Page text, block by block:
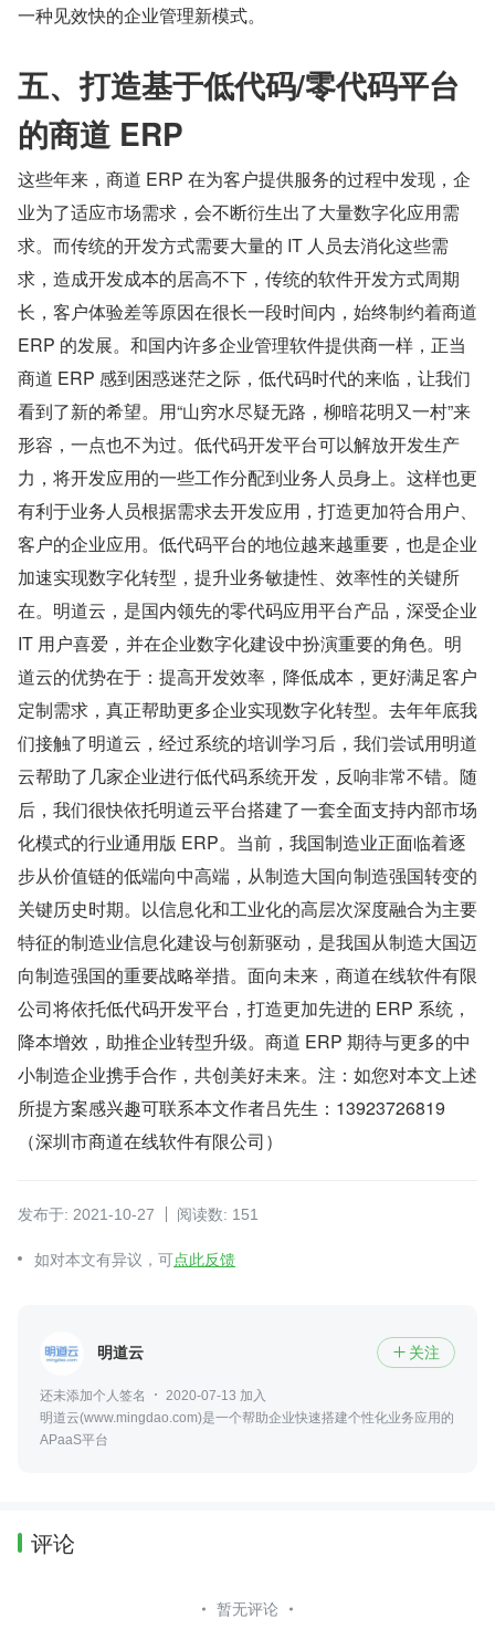
一种见效快的企业管理新模式。
五、打造基于低代码/零代码平台
的商道 ERP
这些年来，商道 ERP 在为客户提供服务的过程中发现，企
业为了适应市场需求，会不断衍生出了大量数字化应用需
求。而传统的开发方式需要大量的 IT 人员去消化这些需
求，造成开发成本的居高不下，传统的软件开发方式周期
长，客户体验差等原因在很长一段时间内，始终制约着商道
ERP 的发展。和国内许多企业管理软件提供商一样，正当
商道 ERP 感到困惑迷茫之际，低代码时代的来临，让我们
看到了新的希望。用“山穷水尽疑无路，柳暗花明又一村”来
形容，一点也不为过。低代码开发平台可以解放开发生产
力，将开发应用的一些工作分配到业务人员身上。这样也更
有利于业务人员根据需求去开发应用，打造更加符合用户、
客户的企业应用。低代码平台的地位越来越重要，也是企业
加速实现数字化转型，提升业务敏捷性、效率性的关键所
在。明道云，是国内领先的零代码应用平台产品，深受企业
IT 用户喜爱，并在企业数字化建设中扮演重要的角色。明
道云的优势在于：提高开发效率，降低成本，更好满足客户
定制需求，真正帮助更多企业实现数字化转型。去年年底我
们接触了明道云，经过系统的培训学习后，我们尝试用明道
云帮助了几家企业进行低代码系统开发，反响非常不错。随
后，我们很快依托明道云平台搭建了一套全面支持内部市场
化模式的行业通用版 ERP。当前，我国制造业正面临着逐
步从价值链的低端向中高端，从制造大国向制造强国转变的
关键历史时期。以信息化和工业化的高层次深度融合为主要
特征的制造业信息化建设与创新驱动，是我国从制造大国迈
向制造强国的重要战略举措。面向未来，商道在线软件有限
公司将依托低代码开发平台，打造更加先进的 ERP 系统，
降本增效，助推企业转型升级。商道 ERP 期待与更多的中
小制造企业携手合作，共创美好未来。注：如您对本文上述
所提方案感兴趣可联系本文作者吕先生：13923726819
（深圳市商道在线软件有限公司）
发布于: 2021-10-27 阅读数: 151
如对本文有异议，可点此反馈
明道云  关注
还未添加个人签名
2020-07-13 加入
明道云(www.mingdao.com)是一个帮助企业快速搭建个性化业务应用的
APaaS平台
评论
暂无评论